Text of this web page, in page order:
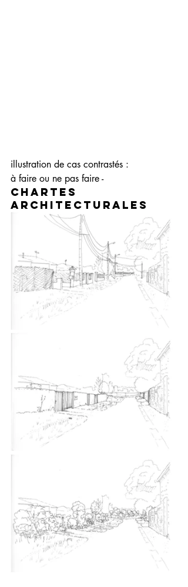
illustration de cas contrastés :
à faire ou ne pas faire -
chartes
architecturales